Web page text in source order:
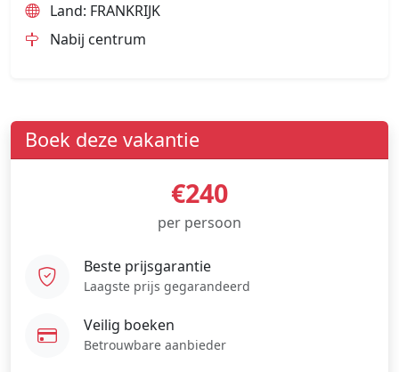
Land: FRANKRIJK
Nabij centrum
Boek deze vakantie
€240
per persoon
Beste prijsgarantie
Laagste prijs gegarandeerd
Veilig boeken
Betrouwbare aanbieder